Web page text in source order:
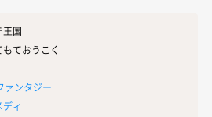
王国
ておうこく
ァンタジー
ィ